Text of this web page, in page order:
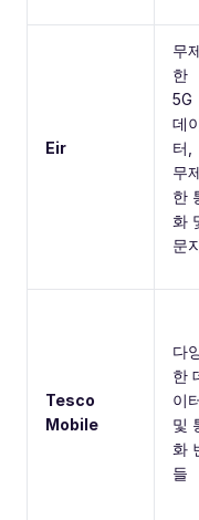
Eir
무
한
5G
데
터,
무
한
화
문
Tesco
Mobile
다
한
이
및
화
들